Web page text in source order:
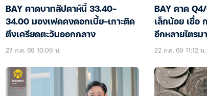
BAY คาดบาทสัปดาห์นี้ 33.40-
34.00 มองเฟดคงดอกเบี้ย-เกาะติด
ตึงเครียดตะวันออกกลาง
27 ก.ค. 69 10:09 น.
BAY คาด
เล็กน้อย เชื่อ
อีกหลายไตรม
22 ก.ค. 69 11:12 น.